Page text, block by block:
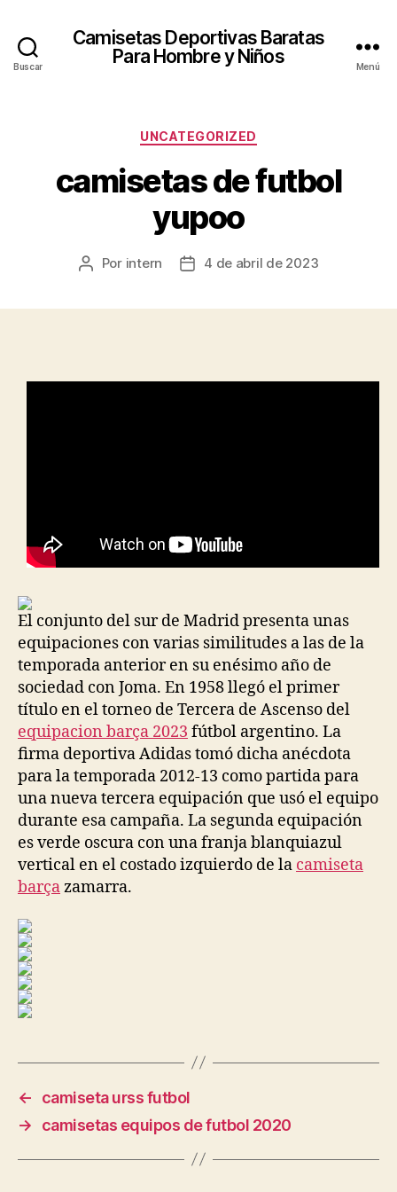
Buscar
Camisetas Deportivas Baratas
Para Hombre y Niños
Menú
Categorías
UNCATEGORIZED
camisetas de futbol
yupoo
Autor
Por intern
Fecha4 de abril de 2023
El conjunto del sur de Madrid presenta unas
equipaciones con varias similitudes a las de la
temporada anterior en su enésimo año de
sociedad con Joma. En 1958 llegó el primer
título en el torneo de Tercera de Ascenso del
equipacion barça 2023 fútbol argentino. La
firma deportiva Adidas tomó dicha anécdota
para la temporada 2012-13 como partida para
una nueva tercera equipación que usó el equipo
durante esa campaña. La segunda equipación
es verde oscura con una franja blanquiazul
vertical en el costado izquierdo de la camiseta
barçazamarra.
←
camiseta urss futbol
→
camisetas equipos de futbol 2020